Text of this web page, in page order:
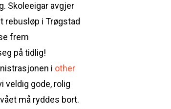
Skoleeigar avgjer
rebusløp i Trøgstad
frem
på tidlig!
i other
veldig gode, rolig
må ryddes bort.